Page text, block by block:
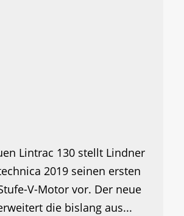
Lintrac 130 stellt Lindner
2019 seinen ersten
V-Motor vor. Der neue
die bislang aus...